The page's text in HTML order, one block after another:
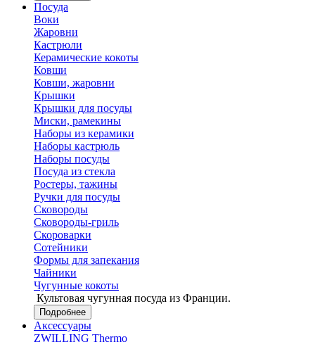
Посуда
Воки
Жаровни
Кастрюли
Керамические кокоты
Ковши
Ковши, жаровни
Крышки
Крышки для посуды
Миски, рамекины
Наборы из керамики
Наборы кастрюль
Наборы посуды
Посуда из стекла
Ростеры, тажины
Ручки для посуды
Сковороды
Сковороды-гриль
Скороварки
Сотейники
Формы для запекания
Чайники
Чугунные кокоты
Культовая чугунная посуда из Франции.
Подробнее
Аксессуары
ZWILLING Thermo